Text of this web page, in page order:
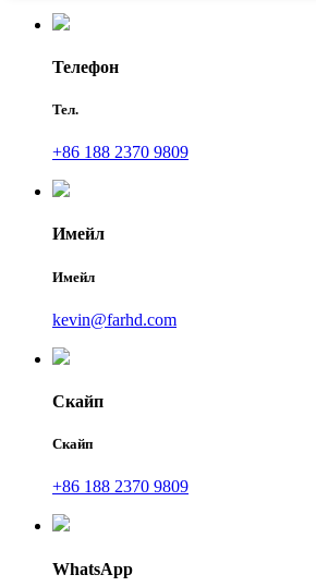
Телефон
Тел.
+86 188 2370 9809
Имейл
Имейл
kevin@farhd.com
Скайп
Скайп
+86 188 2370 9809
WhatsApp